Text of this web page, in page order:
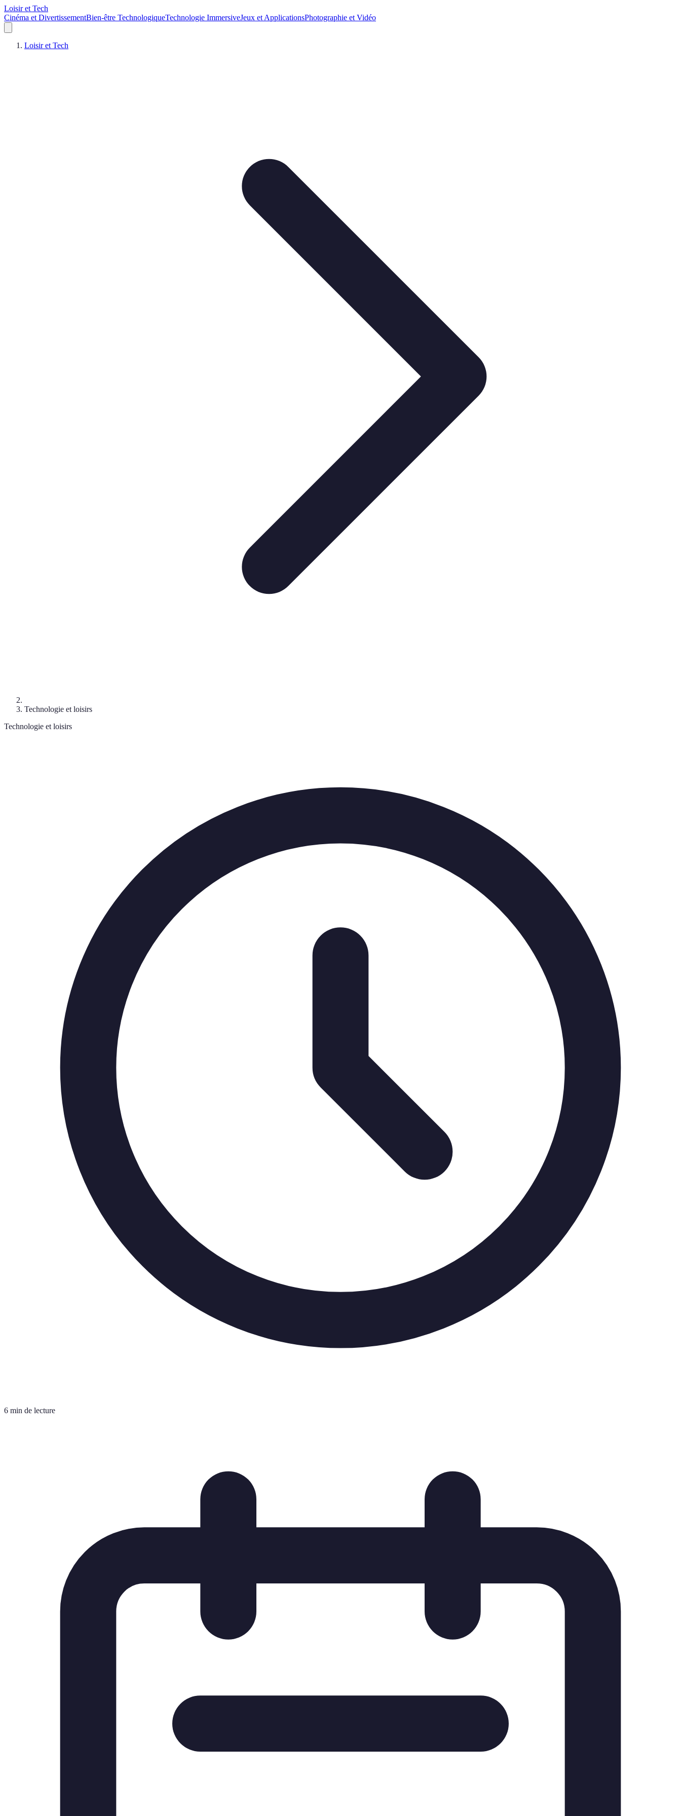
Loisir et Tech
Cinéma et DivertissementBien-être TechnologiqueTechnologie ImmersiveJeux et ApplicationsPhotographie et Vidéo
Loisir et Tech
Technologie et loisirs
Technologie et loisirs
6 min de lecture